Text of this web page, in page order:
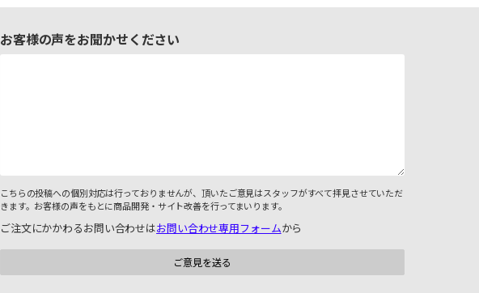
お客様の声をお聞かせください
こちらの投稿への個別対応は行っておりませんが、頂いたご意見はスタッフがすべて拝見させていただ
きます。お客様の声をもとに商品開発・サイト改善を行ってまいります。
ご注文にかかわるお問い合わせはお問い合わせ専用フォームから